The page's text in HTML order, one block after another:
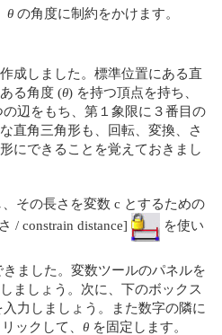
θ の角度に制約をかけます。
成しました。標準位置にある直
る角度 (θ) を持つ頂点を持ち、
辺をもち、第１象限に３番目の
直角三角形も、回転、変換、さ
にできることを覚えておきまし
その長さを変数 c とするための
/ constrain distance]
を使い
ました。変数ツールのパネルを
ましょう。次に、下のボックス
力しましょう。また数字の隣に
ックして、 θ を固定します。